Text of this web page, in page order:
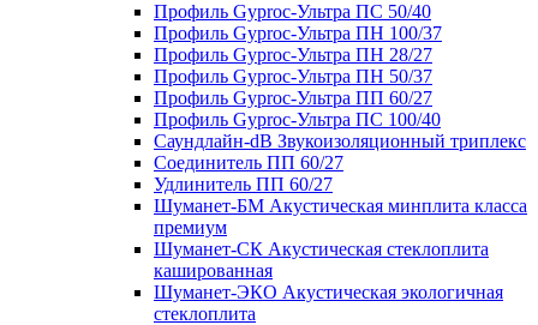
Профиль Gyproc-Ультра ПC 50/40
Профиль Gyproc-Ультра ПН 100/37
Профиль Gyproc-Ультра ПН 28/27
Профиль Gyproc-Ультра ПН 50/37
Профиль Gyproc-Ультра ПП 60/27
Профиль Gyproc-Ультра ПС 100/40
Саундлайн-dB Звукоизоляционный триплекс
Соединитель ПП 60/27
Удлинитель ПП 60/27
Шуманет-БМ Акустическая минплита класса
премиум
Шуманет-СК Акустическая стеклоплита
кашированная
Шуманет-ЭКО Акустическая экологичная
стеклоплита